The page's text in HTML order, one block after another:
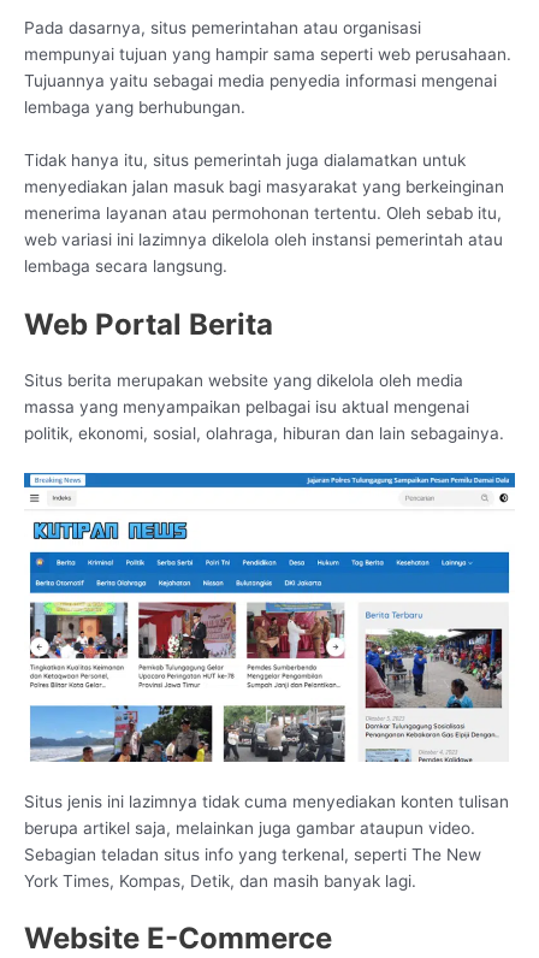
Pada dasarnya, situs pemerintahan atau organisasi
mempunyai tujuan yang hampir sama seperti web perusahaan.
Tujuannya yaitu sebagai media penyedia informasi mengenai
lembaga yang berhubungan.
Tidak hanya itu, situs pemerintah juga dialamatkan untuk
menyediakan jalan masuk bagi masyarakat yang berkeinginan
menerima layanan atau permohonan tertentu. Oleh sebab itu,
web variasi ini lazimnya dikelola oleh instansi pemerintah atau
lembaga secara langsung.
Web Portal Berita
Situs berita merupakan website yang dikelola oleh media
massa yang menyampaikan pelbagai isu aktual mengenai
politik, ekonomi, sosial, olahraga, hiburan dan lain sebagainya.
Situs jenis ini lazimnya tidak cuma menyediakan konten tulisan
berupa artikel saja, melainkan juga gambar ataupun video.
Sebagian teladan situs info yang terkenal, seperti The New
York Times, Kompas, Detik, dan masih banyak lagi.
Website E-Commerce